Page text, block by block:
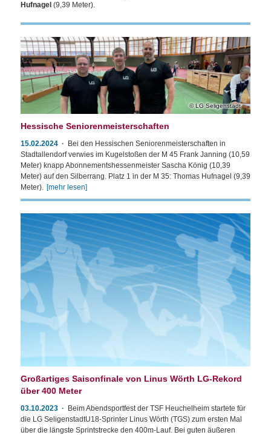
Hufnagel (9,39 Meter).
LG Seligenstadt
Hessische Seniorenmeisterschaften
15.02.2024
Bei den Hessischen Seniorenmeisterschaften in
Stadtallendorf verwies im Kugelstoßen der M 45 Frank Janning (10,59
Meter) knapp Abonnementshessenmeister Sascha König (10,39
Meter) auf den Silberrang. Platz 1 in der M 35: Thomas Hufnagel (9,39
Meter). [mehr lesen]
Großartiges Saisonfinale von Linus Wörth LG-Rekord
über 400 Meter
03.10.2023
Beim Abendsportfest der TSF Heuchelheim startete für
die LG SeligenstadtU18-Sprinter Linus Wörth (TGS) zum ersten Mal
über die längste Sprintstrecke den 400m-Lauf. Bei guten äußeren